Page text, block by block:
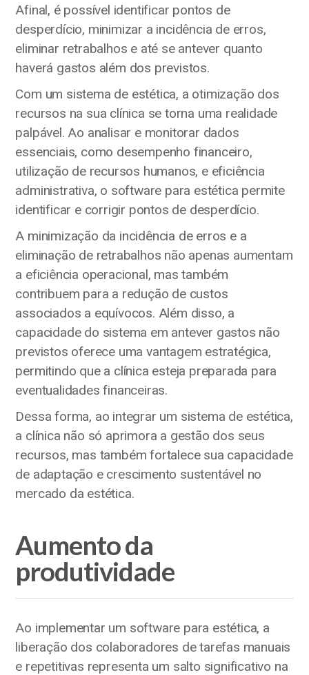
Afinal, é possível identificar pontos de
desperdício, minimizar a incidência de erros,
eliminar retrabalhos e até se antever quanto
haverá gastos além dos previstos.
Com um sistema de estética, a otimização dos
recursos na sua clínica se torna uma realidade
palpável. Ao analisar e monitorar dados
essenciais, como desempenho financeiro,
utilização de recursos humanos, e eficiência
administrativa, o software para estética permite
identificar e corrigir pontos de desperdício.
A minimização da incidência de erros e a
eliminação de retrabalhos não apenas aumentam
a eficiência operacional, mas também
contribuem para a redução de custos
associados a equívocos. Além disso, a
capacidade do sistema em antever gastos não
previstos oferece uma vantagem estratégica,
permitindo que a clínica esteja preparada para
eventualidades financeiras.
Dessa forma, ao integrar um sistema de estética,
a clínica não só aprimora a gestão dos seus
recursos, mas também fortalece sua capacidade
de adaptação e crescimento sustentável no
mercado da estética.
Aumento da
produtividade
Ao implementar um software para estética, a
liberação dos colaboradores de tarefas manuais
e repetitivas representa um salto significativo na